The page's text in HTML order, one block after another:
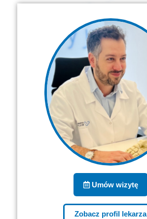
Umów wizytę
Zobacz profil lekarza